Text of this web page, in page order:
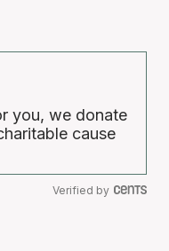
you, we donate
cause
Verified by